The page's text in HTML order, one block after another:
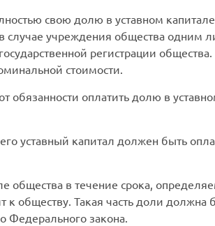
свою долю в уставном
случае учреждения общества одним
регистрации
стоимости.
обязанности оплатить долю в
уставный капитал должен быть
общества в течение срока,
к обществу. Такая часть доли
Федерального закона.